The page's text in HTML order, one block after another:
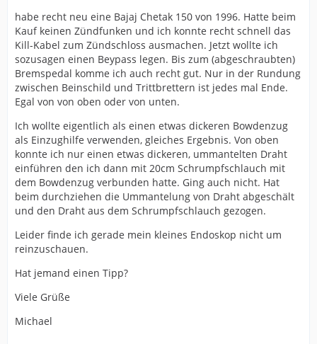
habe recht neu eine Bajaj Chetak 150 von 1996. Hatte beim
Kauf keinen Zündfunken und ich konnte recht schnell das
Kill-Kabel zum Zündschloss ausmachen. Jetzt wollte ich
sozusagen einen Beypass legen. Bis zum (abgeschraubten)
Bremspedal komme ich auch recht gut. Nur in der Rundung
zwischen Beinschild und Trittbrettern ist jedes mal Ende.
Egal von von oben oder von unten.
Ich wollte eigentlich als einen etwas dickeren Bowdenzug
als Einzughilfe verwenden, gleiches Ergebnis. Von oben
konnte ich nur einen etwas dickeren, ummantelten Draht
einführen den ich dann mit 20cm Schrumpfschlauch mit
dem Bowdenzug verbunden hatte. Ging auch nicht. Hat
beim durchziehen die Ummantelung von Draht abgeschält
und den Draht aus dem Schrumpfschlauch gezogen.
Leider finde ich gerade mein kleines Endoskop nicht um
reinzuschauen.
Hat jemand einen Tipp?
Viele Grüße
Michael